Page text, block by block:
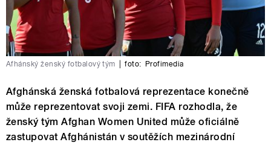
Afhánský ženský fotbalový tým foto: Profimedia
Afghánská ženská fotbalová reprezentace konečně
může reprezentovat svoji zemi. FIFA rozhodla, že
ženský tým Afghan Women United může oficiálně
zastupovat Afghánistán v soutěžích mezinárodní